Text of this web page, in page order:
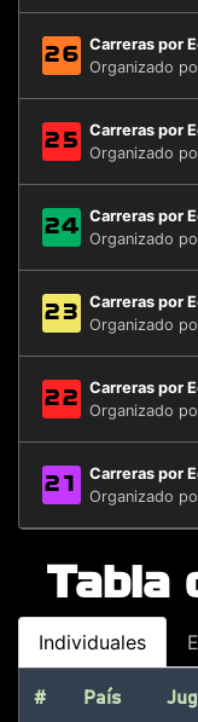
26 Carreras por
Organizado
25 Carreras por
Organizado
24 Carreras por
Organizado
23 Carreras por
Organizado
22 Carreras por
Organizado
21 Carreras por
Organizado
Tabla
Individuales
# País